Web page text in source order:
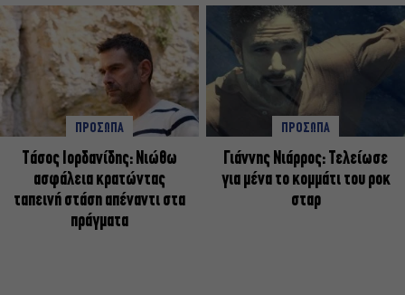
ΠΡΟΣΩΠΑ
Tάσος Ιορδανίδης: Νιώθω
ασφάλεια κρατώντας
ταπεινή στάση απέναντι στα
πράγματα
ΠΡΟΣΩΠΑ
Γιάννης Νιάρρος: Τελείωσε
για μένα το κομμάτι του ροκ
σταρ